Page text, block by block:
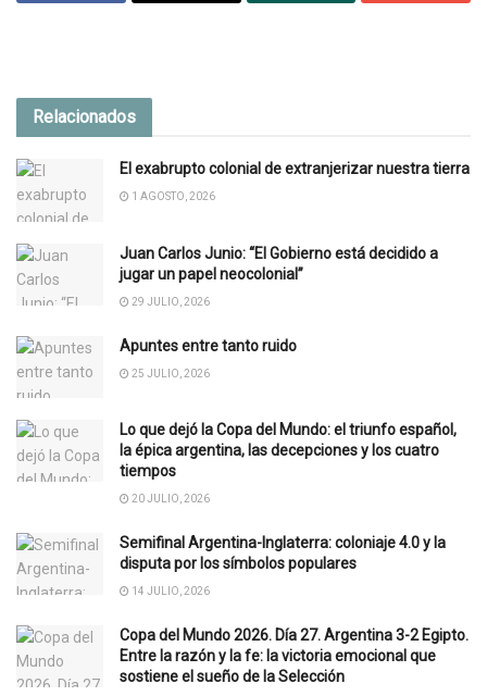
Relacionados
El exabrupto colonial de extranjerizar nuestra tierra
1 AGOSTO, 2026
Juan Carlos Junio: “El Gobierno está decidido a
jugar un papel neocolonial”
29 JULIO, 2026
Apuntes entre tanto ruido
25 JULIO, 2026
Lo que dejó la Copa del Mundo: el triunfo español,
la épica argentina, las decepciones y los cuatro
tiempos
20 JULIO, 2026
Semifinal Argentina-Inglaterra: coloniaje 4.0 y la
disputa por los símbolos populares
14 JULIO, 2026
Copa del Mundo 2026. Día 27. Argentina 3-2 Egipto.
Entre la razón y la fe: la victoria emocional que
sostiene el sueño de la Selección